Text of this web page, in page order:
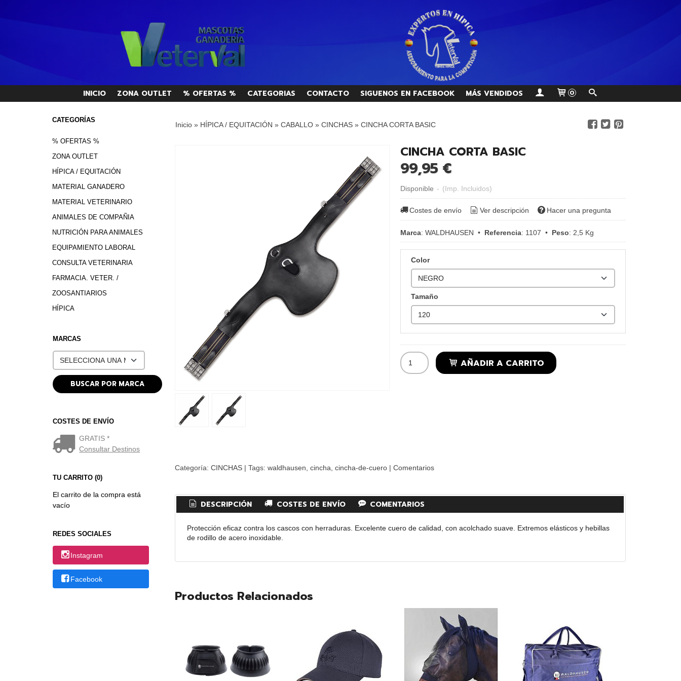
INICIO ZONA OUTLET % OFERTAS % CATEGORIAS CONTACTO SIGUENOS EN FACEBOOK MÁS VENDIDOS 0
CATEGORÍAS
% OFERTAS %
ZONA OUTLET
HÍPICA / EQUITACIÓN
MATERIAL GANADERO
MATERIAL VETERINARIO
ANIMALES DE COMPAÑIA
NUTRICIÓN PARA ANIMALES
EQUIPAMIENTO LABORAL
CONSULTA VETERINARIA
FARMACIA. VETER. /
ZOOSANTIARIOS
HÍPICA
MARCAS
COSTES DE ENVÍO
GRATIS *
Consultar Destinos
TU CARRITO (0)
El carrito de la compra está
vacío
REDES SOCIALES
Instagram
Facebook
Inicio» HÍPICA / EQUITACIÓN » CABALLO» CINCHAS» CINCHA CORTA BASIC
CINCHA CORTA BASIC
99,95 €
Disponible - (Imp. Incluidos)
Costes de envío Ver descripción Hacer una pregunta
Marca: WALDHAUSEN • Referencia: 1107 • Peso: 2,5 Kg
Color
Tamaño
AÑADIR A CARRITO
Categoría: CINCHAS| Tags: waldhausen cincha cincha-de-cuero | Comentarios
DESCRIPCIÓN COSTES DE ENVÍO COMENTARIOS
Protección eficaz contra los cascos con herraduras. Excelente cuero de calidad, con acolchado suave. Extremos elásticos y hebillas
de rodillo de acero inoxidable.
Productos Relacionados